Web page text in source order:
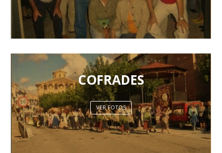
COFRADES
VER FOTOS